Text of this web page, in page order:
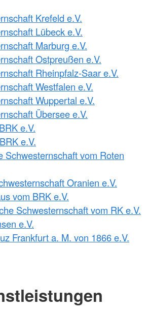
Krefeld e.V.
Lübeck e.V.
Marburg e.V.
Ostpreußen e.V.
Rheinpfalz-Saar e.V.
Westfalen e.V.
Wuppertal e.V.
Übersee e.V.
e.V.
e.V.
Schwesternschaft vom Roten
Oranien e.V.
vom BRK e.V.
Schwesternschaft vom RK e.V.
e.V.
Frankfurt a. M. von 1866 e.V.